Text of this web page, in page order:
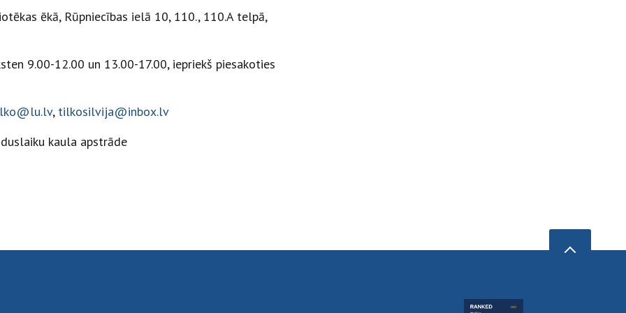
ēkā, Rūpniecības ielā 10, 110., 110.A telpā,
9.00-12.00 un 13.00-17.00, iepriekš piesakoties
, tilkosilvija@inbox.lv
kaula apstrāde